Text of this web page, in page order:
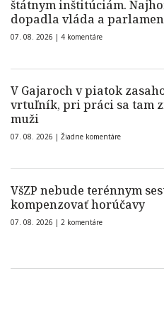
štátnym inštitúciám.
dopadla vláda a
07. 08. 2026 | 4 komentáre
V Gajaroch v piatok
vrtuľník, pri práci sa tam
muži
07. 08. 2026 | Žiadne komentáre
VšZP nebude terénnym
kompenzovať horúčavy
07. 08. 2026 | 2 komentáre